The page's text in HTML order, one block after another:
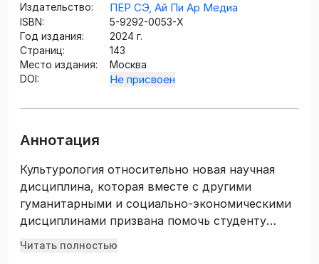
Издательство:
ПЕР СЭ, Ай Пи Ар Медиа
ISBN:
5-9292-0053-Х
Год издания:
2024 г.
Страниц:
143
Место издания:
Москва
DOI:
Не присвоен
Аннотация
Культурология относительно новая научная
дисциплина, которая вместе с другими
гуманитарными и социально-экономическими
дисциплинами призвана помочь студенту
определить мировоззренческие ориентиры,
Читать полностью